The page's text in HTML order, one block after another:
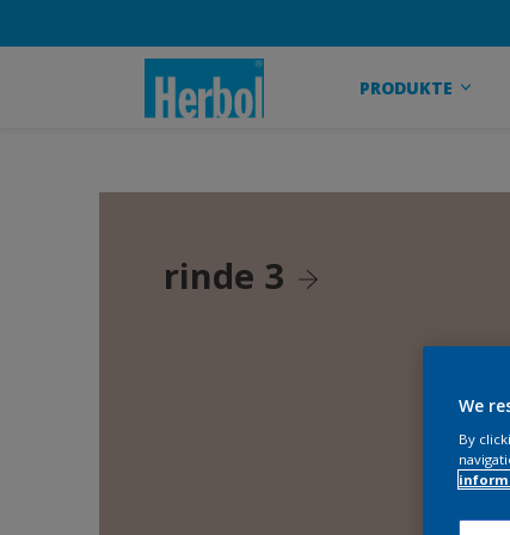
PRODUKTE
rinde 3
We
By